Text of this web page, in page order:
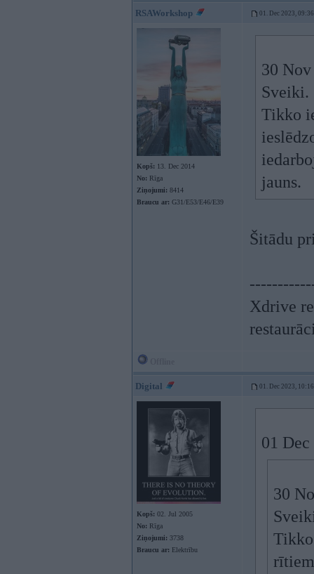
RSAWorkshop 01. Dec 2023, 09:36
Kopš: 13. Dec 2014
No: Rīga
Ziņojumi: 8414
Braucu ar: G31/E53/E46/E39
30
Sveiki.
Tikko
jauns.
Šitādu
Xdrive
Digital 01. Dec 2023, 10:16
Kopš: 02. Jul 2005
No: Rīga
Ziņojumi: 3738
Braucu ar: Elektrību
01
30